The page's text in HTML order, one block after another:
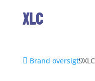
Cykeltasker
CykeltøjXLC
Brand oversigt XLC